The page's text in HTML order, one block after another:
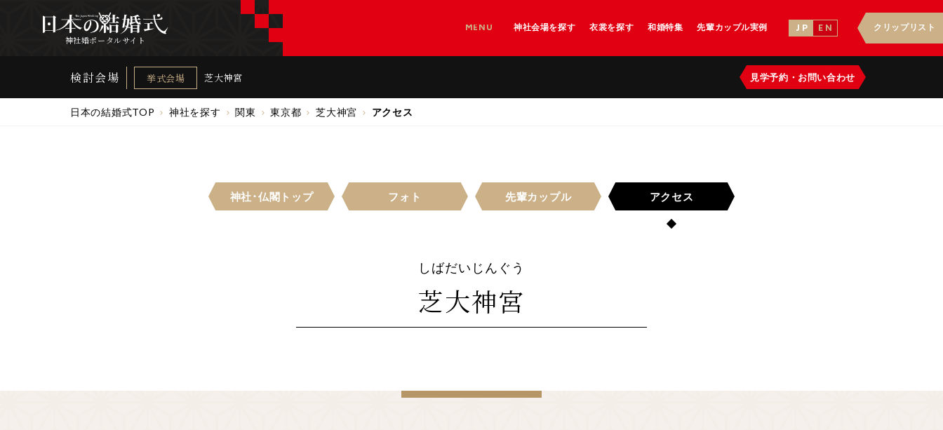
神社婚ポータルサイト
MENU 神社会場を探す 衣裳を探す 和婚特集 先輩カップル実例 J P E N クリップリスト
検討会場 挙式会場 芝大神宮 見学予約 ・ お問い合わせ
日本の結婚式TOP 神社を探す 関東 東京都 芝大神宮 アクセス
神社･仏閣 トップ フォト 先輩カップル アクセス
しばだいじんぐう
芝大神宮